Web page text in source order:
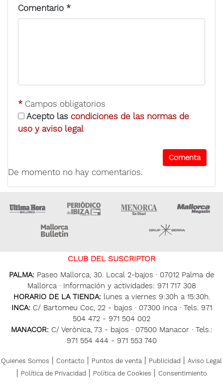
Comentario *
* Campos obligatorios
Acepto las condiciones de las normas de
uso y aviso legal
De momento no hay comentarios.
Ultima Hora Ultima hora Ibiza Menorca • Es Diari
CLUB DEL SUSCRIPTOR
PALMA: Paseo Mallorca, 30. Local 2-bajos · 07012 Palma de
Mallorca · Información y actividades: 971 717 308
HORARIO DE LA TIENDA: lunes a viernes 9:30h a 15:30h.
INCA: C/ Bartomeu Coc, 22 - bajos · 07300 Inca · Tels. 971
504 472 - 971 504 002
MANACOR: C/ Verònica, 73 - bajos · 07500 Manacor · Tels.:
971 554 444 - 971 553 740
Quienes Somos Contacto Puntos de venta Publicidad Aviso Legal
Política de Privacidad Política de Cookies Consentimiento